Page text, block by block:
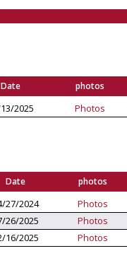
Date photos
2025 Photos
Date photos
27/2024 Photos
26/2025 Photos
16/2025 Photos